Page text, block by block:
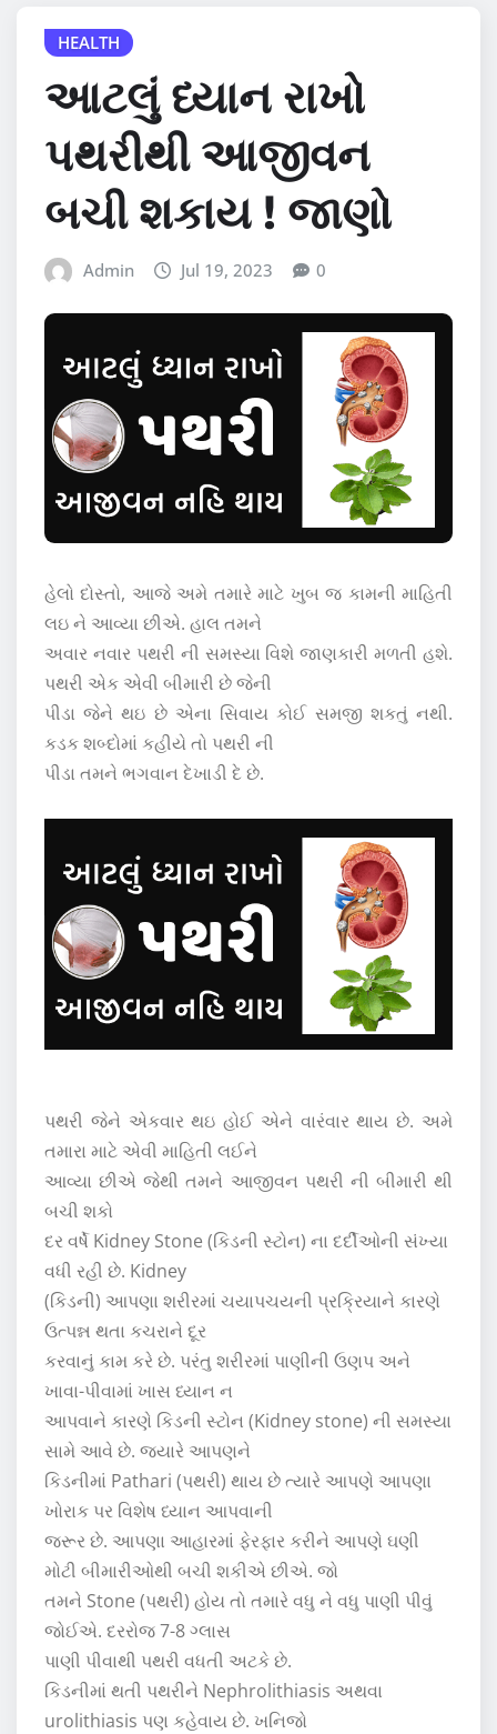
HEALTH
આટલું ધ્યાન રાખો
પથરીથી આજીવન
બચી શકાય ! જાણો
Admin Jul 19, 2023 0
હેલો દોસ્તો, આજે અમે તમારે માટે ખુબ જ કામની માહિતી
લઇ ને આવ્યા છીએ. હાલ તમને
અવાર નવાર પથરી ની સમસ્યા વિશે જાણકારી મળતી હશે.
પથરી એક એવી બીમારી છે જેની
પીડા જેને થઇ છે એના સિવાય કોઈ સમજી શકતું નથી.
કડક શબ્દોમાં કહીયે તો પથરી ની
પીડા તમને ભગવાન દેખાડી દે છે.
પથરી જેને એકવાર થઇ હોઈ એને વારંવાર થાય છે. અમે
તમારા માટે એવી માહિતી લઈને
આવ્યા છીએ જેથી તમને આજીવન પથરી ની બીમારી થી
બચી શકો
દર વર્ષે Kidney Stone (કિડની સ્ટોન) ના દર્દીઓની સંખ્યા
વધી રહી છે. Kidney
(કિડની) આપણા શરીરમાં ચયાપચયની પ્રક્રિયાને કારણે
ઉત્પન્ન થતા કચરાને દૂર
કરવાનું કામ કરે છે. પરંતુ શરીરમાં પાણીની ઉણપ અને
ખાવા-પીવામાં ખાસ ધ્યાન ન
આપવાને કારણે કિડની સ્ટોન (Kidney stone) ની સમસ્યા
સામે આવે છે. જ્યારે આપણને
કિડનીમાં Pathari (પથરી) થાય છે ત્યારે આપણે આપણા
ખોરાક પર વિશેષ ધ્યાન આપવાની
જરૂર છે. આપણા આહારમાં ફેરફાર કરીને આપણે ઘણી
મોટી બીમારીઓથી બચી શકીએ છીએ. જો
તમને Stone (પથરી) હોય તો તમારે વધુ ને વધુ પાણી પીવું
જોઈએ. દરરોજ 7-8 ગ્લાસ
પાણી પીવાથી પથરી વધતી અટકે છે.
કિડનીમાં થતી પથરીને Nephrolithiasis અથવા
urolithiasis પણ કહેવાય છે. ખનિજો